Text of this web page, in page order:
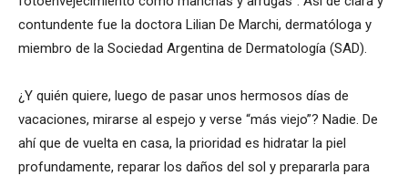
contundente fue la doctora Lilian De Marchi, dermatóloga y
miembro de la Sociedad Argentina de Dermatología (SAD).
¿Y quién quiere, luego de pasar unos hermosos días de
vacaciones, mirarse al espejo y verse “más viejo”? Nadie. De
ahí que de vuelta en casa, la prioridad es hidratar la piel
profundamente, reparar los daños del sol y prepararla para